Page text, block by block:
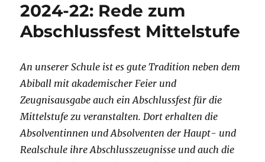
2024-22: Rede zum
Abschlussfest Mittelstufe
An unserer Schule ist es gute Tradition neben dem
Abiball mit akademischer Feier und
Zeugnisausgabe auch ein Abschlussfest für die
Mittelstufe zu veranstalten. Dort erhalten die
Absolventinnen und Absolventen der Haupt- und
Realschule ihre Abschlusszeugnisse und auch die